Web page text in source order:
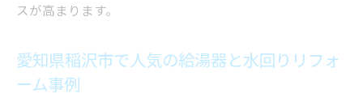
スが高まります。
愛知県稲沢市で人気の給湯器と水回りリフォ
ーム事例